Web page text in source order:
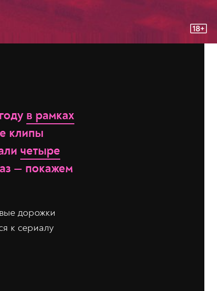
в рамках
клипы
четыре
— покажем
дорожки
к сериалу